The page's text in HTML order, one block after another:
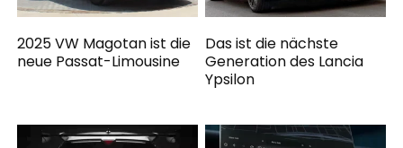
2025 VW Magotan ist die
neue Passat-Limousine
Das ist die nächste
Generation des Lancia
Ypsilon